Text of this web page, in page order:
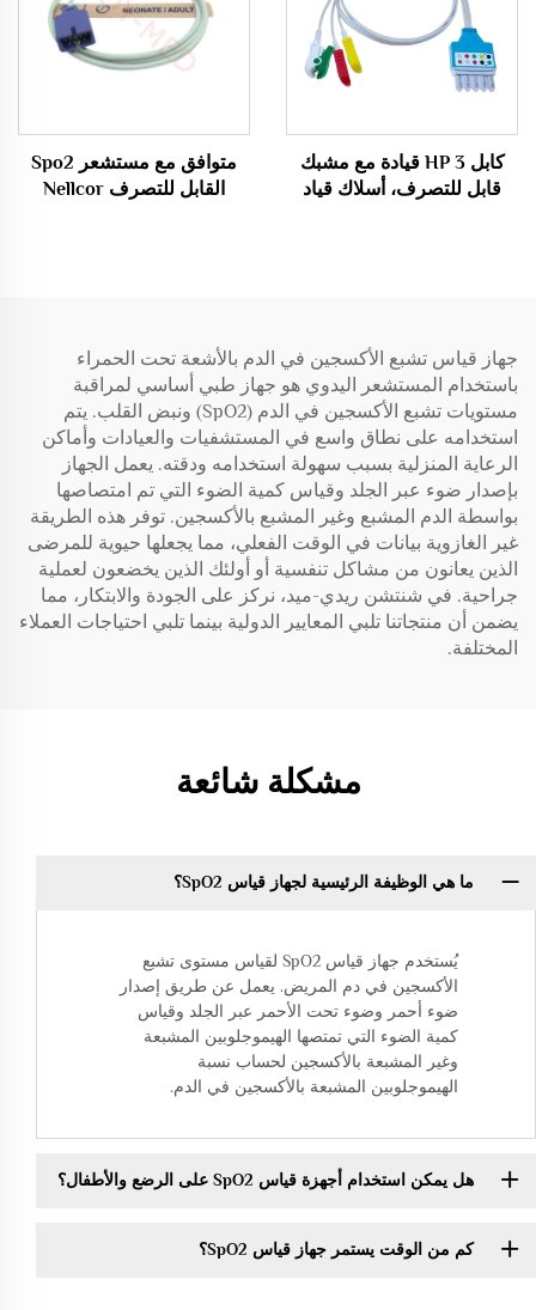
كابل HP 3 قيادة مع مشبك
قابل للتصرف، أسلاك قياد
متوافق مع مستشعر Spo2
القابل للتصرف Nellcor
جهاز قياس تشبع الأكسجين في الدم بالأشعة تحت الحمراء
باستخدام المستشعر اليدوي هو جهاز طبي أساسي لمراقبة
مستويات تشبع الأكسجين في الدم (SpO2) ونبض القلب. يتم
استخدامه على نطاق واسع في المستشفيات والعيادات وأماكن
الرعاية المنزلية بسبب سهولة استخدامه ودقته. يعمل الجهاز
بإصدار ضوء عبر الجلد وقياس كمية الضوء التي تم امتصاصها
بواسطة الدم المشبع وغير المشبع بالأكسجين. توفر هذه الطريقة
غير الغازوية بيانات في الوقت الفعلي، مما يجعلها حيوية للمرضى
الذين يعانون من مشاكل تنفسية أو أولئك الذين يخضعون لعملية
جراحية. في شنتشن ريدي-ميد، نركز على الجودة والابتكار، مما
يضمن أن منتجاتنا تلبي المعايير الدولية بينما تلبي احتياجات العملاء
المختلفة.
مشكلة شائعة
ما هي الوظيفة الرئيسية لجهاز قياس SpO2؟
يُستخدم جهاز قياس SpO2 لقياس مستوى تشبع
الأكسجين في دم المريض. يعمل عن طريق إصدار
ضوء أحمر وضوء تحت الأحمر عبر الجلد وقياس
كمية الضوء التي تمتصها الهيموجلوبين المشبعة
وغير المشبعة بالأكسجين لحساب نسبة
الهيموجلوبين المشبعة بالأكسجين في الدم.
هل يمكن استخدام أجهزة قياس SpO2 على الرضع والأطفال؟
كم من الوقت يستمر جهاز قياس SpO2؟